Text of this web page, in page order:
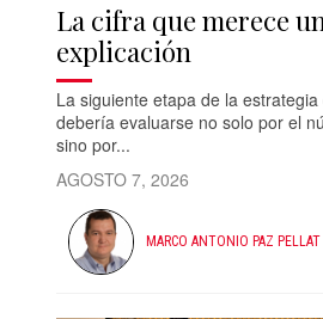
La cifra que merece
explicación
La siguiente etapa de la
debería evaluarse no solo por el
sino por...
AGOSTO 7, 2026
MARCO ANTONIO PAZ PELLAT